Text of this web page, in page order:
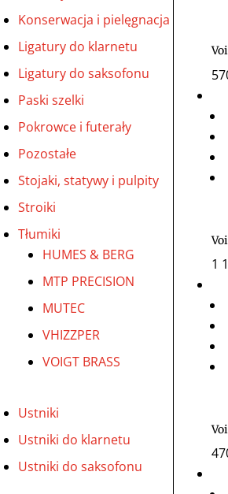
Konserwacja i pielęgnacja
Ligatury do klarnetu
Ligatury do saksofonu
Paski szelki
Pokrowce i futerały
Pozostałe
Stojaki, statywy i pulpity
Stroiki
Tłumiki
HUMES & BERG
MTP PRECISION
MUTEC
VHIZZPER
VOIGT BRASS
Ustniki
Ustniki do klarnetu
Ustniki do saksofonu
1